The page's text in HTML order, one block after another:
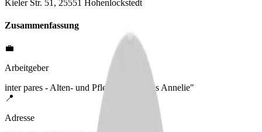
Kieler Str. 51, 25551 Hohenlockstedt
Zusammenfassung
💼
Arbeitgeber
inter pares - Alten- und Pflegeheim "Haus Annelie"
📍
Adresse